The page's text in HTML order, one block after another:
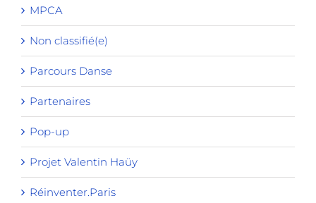
MPCA
Non classifié(e)
Parcours Danse
Partenaires
Pop-up
Projet Valentin Haüy
Réinventer.Paris